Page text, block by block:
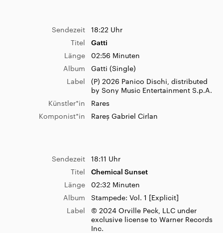
Sendezeit
18:22 Uhr
Titel
Gatti
Länge
02:56 Minuten
Album
Gatti (Single)
Label
(P) 2026 Panico Dischi, distributed
by Sony Music Entertainment S.p.A.
Künstler*in
Rares
Komponist*in
Rareș Gabriel Cirlan
Sendezeit
18:11 Uhr
Titel
Chemical Sunset
Länge
02:32 Minuten
Album
Stampede: Vol. 1 [Explicit]
Label
© 2024 Orville Peck, LLC under
exclusive license to Warner Records
Inc.